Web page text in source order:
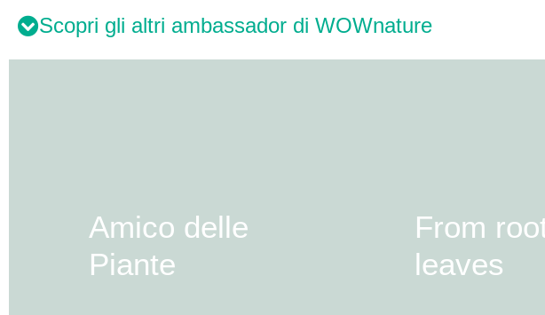
Scopri gli altri ambassador di WOWnature
Amico delle
Piante
From
leaves